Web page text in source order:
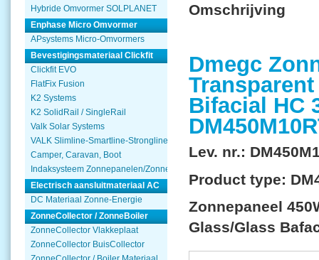
Hybride Omvormer SOLPLANET
Enphase Micro Omvormer
APsystems Micro-Omvormers
Bevestigingsmateriaal Clickfit
Clickfit EVO
FlatFix Fusion
K2 Systems
K2 SolidRail / SingleRail
Valk Solar Systems
VALK Slimline-Smartline-Strongline
Camper, Caravan, Boot
Indaksysteem Zonnepanelen/Zonnecollector
Electrisch aansluitmateriaal AC
DC Materiaal Zonne-Energie
ZonneCollector / ZonneBoiler
ZonneCollector Vlakkeplaat
ZonneCollector BuisCollector
Omschrijving
Dmegc
Bifacial HC
Lev. nr.:
Product type:
Zonnepaneel
Glass/Glass